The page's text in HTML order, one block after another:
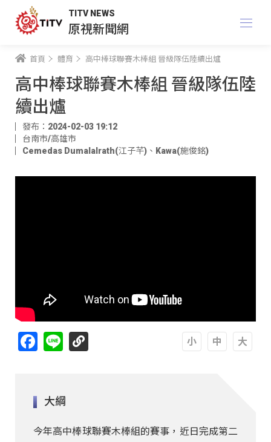
TITV NEWS
原視新聞網
首頁 體育 高中棒球聯賽木棒組 晉級隊伍陸續出爐
高中棒球聯賽木棒組 晉級隊伍陸
續出爐
發布：2024-02-03 19:12
台南市/高雄市
Cemedas Dumalalrath(江子芊) 、 Kawa(施俊銘)
Facebook
Line
大綱
今年高中棒球聯賽木棒組的賽事，近日完成第二